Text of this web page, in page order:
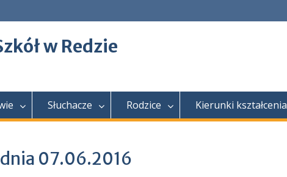
w Redzie
Słuchacze Rodzice Kierunki kształcenia
07.06.2016